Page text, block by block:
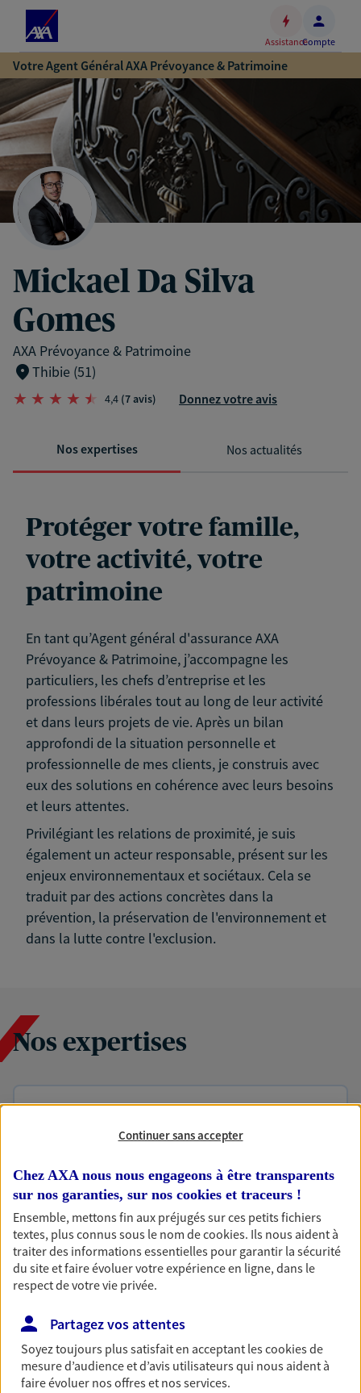
Accéder
au
contenu
principal
Accéder
au
pied
de
page
AssistanceCompte
Votre Agent Général AXA Prévoyance & Patrimoine
Mickael Da Silva
Gomes
AXA Prévoyance & Patrimoine
Thibie (51)
4,4 (7 avis) Donnez votre avis
Nos expertises Nos actualités
Protéger votre famille,
votre activité, votre
patrimoine
En tant qu’Agent général d'assurance AXA
Prévoyance & Patrimoine, j’accompagne les
particuliers, les chefs d’entreprise et les
professions libérales tout au long de leur activité
et dans leurs projets de vie. Après un bilan
approfondi de la situation personnelle et
professionnelle de mes clients, je construis avec
eux des solutions en cohérence avec leurs besoins
et leurs attentes.
Privilégiant les relations de proximité, je suis
également un acteur responsable, présent sur les
enjeux environnementaux et sociétaux. Cela se
traduit par des actions concrètes dans la
prévention, la préservation de l'environnement et
dans la lutte contre l'exclusion.
Nos expertises
Accompagner les
professionnels et les
Comme vous, nous sommes des indépendants. Nous
bâtissons ensemble des solutions cohérentes pour
protéger votre activité, vos collaborateurs... mais aussi
vous-même et votre famille.
Accompagner vos projets de
vie
Achat immobilier, installation, départ à la retraite…
Autant de moments de vie qui nécessitent des solutions
d'assurance et d'épargne. Recevez un conseil d'expert
Continuer sans accepter
Chez AXA nous nous engageons à être transparents
sur nos garanties, sur nos cookies et traceurs !
Ensemble, mettons fin aux préjugés sur ces petits fichiers
textes, plus connus sous le nom decookies. Ils nous aident à
traiter des informations essentielles pour garantir la sécurité
du site et faire évoluer votre expérience en ligne, dans le
respect de votre vie privée.
Partagez vos attentes
Soyez toujours plus satisfait en acceptant lescookiesde
mesure d’audience et d’avis utilisateurs qui nous aident à
faire évoluer nos offres et nos services.